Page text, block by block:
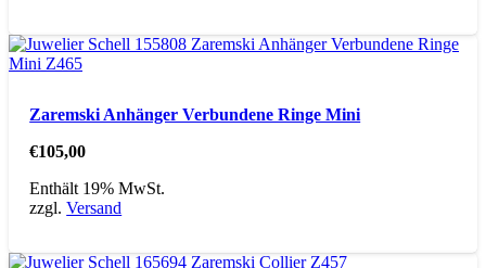
Zaremski Anhänger Verbundene Ringe Mini
€105,00
Enthält 19% MwSt.
zzgl.Versand